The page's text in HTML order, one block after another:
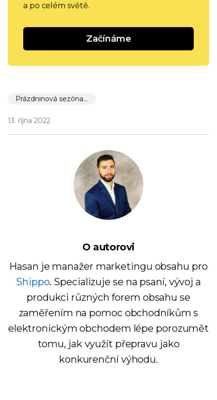
a po celém světě.
Začínáme
Prázdninová sezóna 🎉
13. října 2022
O autorovi
Hasan je manažer marketingu obsahu pro
Shippo. Specializuje se na psaní, vývoj a
produkci různých forem obsahu se
zaměřením na pomoc obchodníkům s
elektronickým obchodem lépe porozumět
tomu, jak využít přepravu jako
konkurenční výhodu.